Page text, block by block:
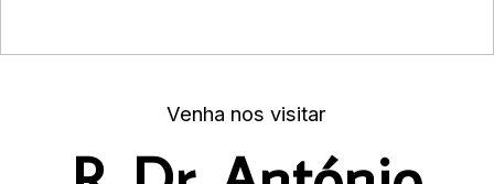
Venha nos visitar